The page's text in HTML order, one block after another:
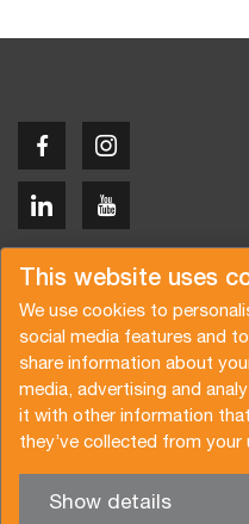
This website uses
We use cookies to
social media features and
share information about
media, advertising and
it with other information
they’ve collected from your
Show details
Copyright © 2026 Van der
Request a quote
General terms and
Brochure